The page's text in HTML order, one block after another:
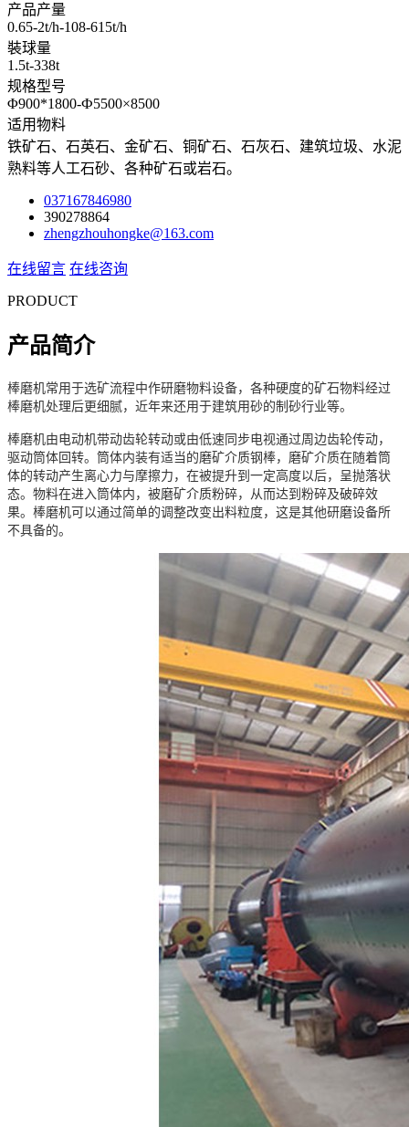
产品产量
0.65-2t/h-108-615t/h
裝球量
1.5t-338t
规格型号
Φ900*1800-Ф5500×8500
适用物料
铁矿石、石英石、金矿石、铜矿石、石灰石、建筑垃圾、水泥
熟料等人工石砂、各种矿石或岩石。
037167846980
390278864
zhengzhouhongke@163.com
在线留言 在线咨询
PRODUCT
产品简介
棒磨机常用于选矿流程中作研磨物料设备，各种硬度的矿石物料经过
棒磨机处理后更细腻，近年来还用于建筑用砂的制砂行业等。
棒磨机由电动机带动齿轮转动或由低速同步电视通过周边齿轮传动，
驱动筒体回转。筒体内装有适当的磨矿介质钢棒，磨矿介质在随着筒
体的转动产生离心力与摩擦力，在被提升到一定高度以后，呈抛落状
态。物料在进入筒体内，被磨矿介质粉碎，从而达到粉碎及破碎效
果。棒磨机可以通过简单的调整改变出料粒度，这是其他研磨设备所
不具备的。